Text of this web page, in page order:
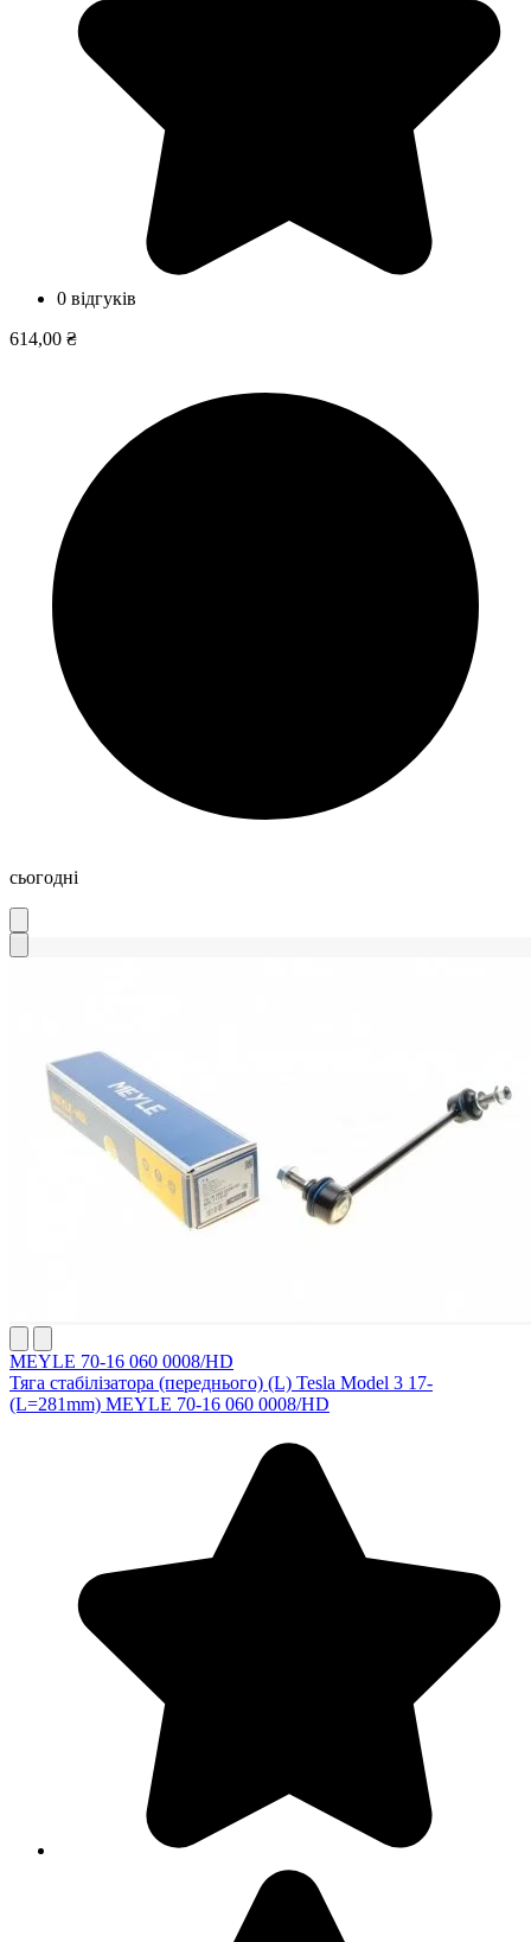
0 відгуків
614,00 ₴
сьогодні
MEYLE 70-16 060 0008/HD
Тяга стабілізатора (переднього) (L) Tesla Model 3 17-
(L=281mm) MEYLE 70-16 060 0008/HD